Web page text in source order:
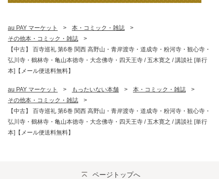
au PAY マーケット > 本・コミック・雑誌
>
その他本・コミック・雑誌
>
【中古】 百寺巡礼 第6巻 関西 高野山・青岸渡寺・道成寺・粉河寺・観心寺・
弘川寺・鶴林寺・亀山本徳寺・大念佛寺・四天王寺 / 五木寛之 / 講談社 [単行
本]【メール便送料無料】
au PAY マーケット > もったいない本舗 > 本・コミック・雑誌
>
その他本・コミック・雑誌
>
【中古】 百寺巡礼 第6巻 関西 高野山・青岸渡寺・道成寺・粉河寺・観心寺・
弘川寺・鶴林寺・亀山本徳寺・大念佛寺・四天王寺 / 五木寛之 / 講談社 [単行
本]【メール便送料無料】
ページトップへ